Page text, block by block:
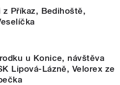
z Příkaz, Bedihoště,
u Konice, návštěva
Lipová-Lázně, Velorex ze